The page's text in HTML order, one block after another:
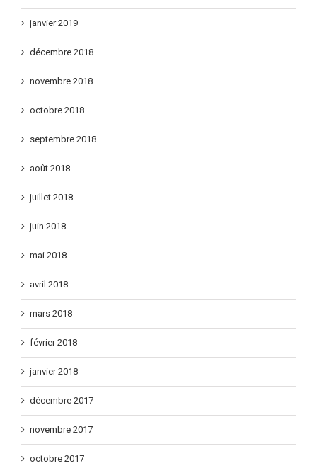
janvier 2019
décembre 2018
novembre 2018
octobre 2018
septembre 2018
août 2018
juillet 2018
juin 2018
mai 2018
avril 2018
mars 2018
février 2018
janvier 2018
décembre 2017
novembre 2017
octobre 2017